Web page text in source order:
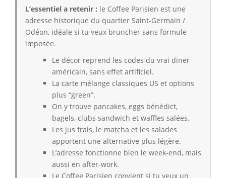
L’essentiel a retenir : le Coffee Parisien est une
adresse historique du quartier Saint-Germain /
Odéon, idéale si tu veux bruncher sans formule
imposée.
Le décor reprend les codes du vrai diner
américain, sans effet artificiel.
La carte mélange classiques US et options
plus “green”.
On y trouve pancakes, eggs bénédict,
bagels, clubs sandwich et waffles salées.
Les jus frais, le matcha et les salades
apportent une alternative plus légère.
L’adresse fonctionne bien le week-end, mais
aussi en after-work.
Le Coffee Parisien convient si tu veux un